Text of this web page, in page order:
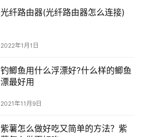
光纤路由器(光纤路由器怎么连接)
2022年1月1日
钓鲫鱼用什么浮漂好?什么样的鲫鱼
漂最好用
2021年11月9日
紫薯怎么做好吃又简单的方法？紫